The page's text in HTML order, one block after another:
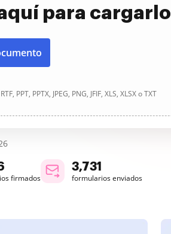
para cargarlo
PPT, PPTX, JPEG, PNG, JFIF, XLS, XLSX o TXT
firmados
3,732
formularios enviados